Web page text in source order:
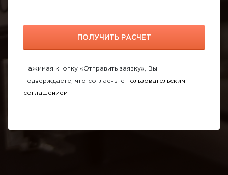
Нажимая кнопку «Отправить заявку», Вы
подверждаете, что согласны с пользовательским
соглашением